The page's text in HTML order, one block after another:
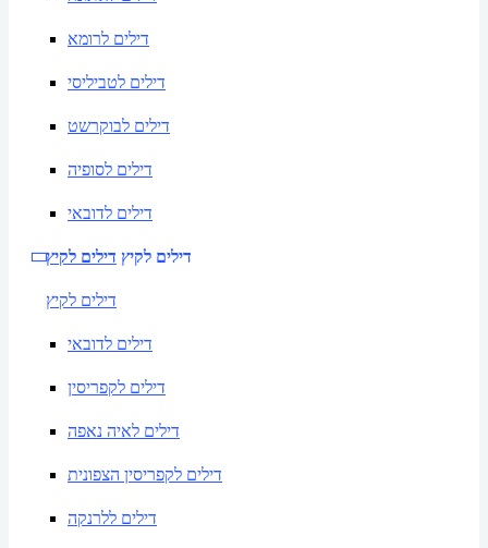
דילים לרומא
דילים לטביליסי
דילים לבוקרשט
דילים לסופיה
דילים לדובאי
דילים לקיץ דילים לקיץ
דילים לקיץ
דילים לדובאי
דילים לקפריסין
דילים לאיה נאפה
דילים לקפריסין הצפונית
דילים ללרנקה